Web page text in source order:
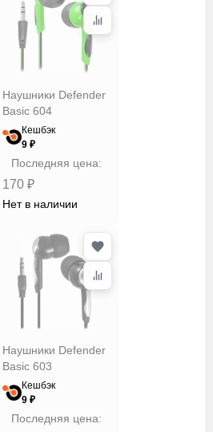
Наушники Defender
Basic 604
Кешбэк
9 ₽
Последняя цена:
170 ₽
Нет в наличии
Наушники Defender
Basic 603
Кешбэк
9 ₽
Последняя цена: